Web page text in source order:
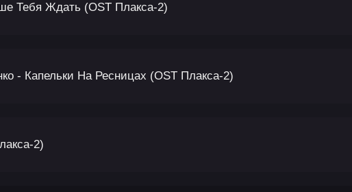
Тебя Ждать (OST Плакса-2)
- Капельки На Ресницах (OST Плакса-2)
2)